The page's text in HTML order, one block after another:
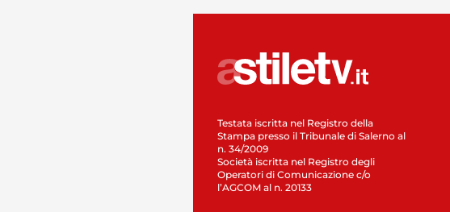
Testata iscritta nel Registro della
Stampa presso il Tribunale di Salerno al
n. 34/2009
Società iscritta nel Registro degli
Operatori di Comunicazione c/o
l’AGCOM al n. 20133